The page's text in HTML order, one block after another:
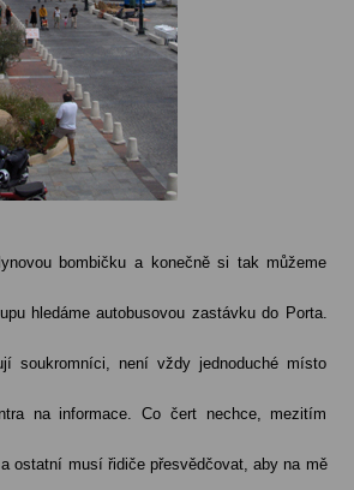
bombičku a konečně si tak můžeme
hledáme autobusovou zastávku do Porta.
soukromníci, není vždy jednoduché místo
na informace. Co čert nechce, mezitím
ostatní musí řidiče přesvědčovat, aby na mě